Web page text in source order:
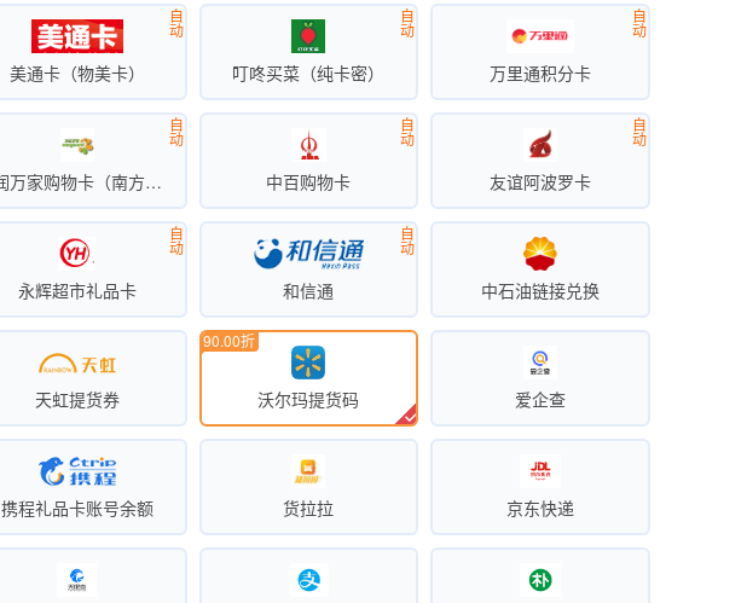
美通卡（物美卡）
自
动
叮咚买菜（纯卡密）
自
动
万里通积分卡
自
动
华润万家购物卡（南方区）
自
动
中百购物卡
自
动
友谊阿波罗卡
自
动
永辉超市礼品卡
自
动
和信通
自
动
中石油链接兑换
天虹提货券
90.00折
沃尔玛提货码 爱企查
携程礼品卡账号余额 货拉拉 京东快递